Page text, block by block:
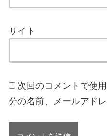
サイト
次回のコメントで使
分の名前、メールアド